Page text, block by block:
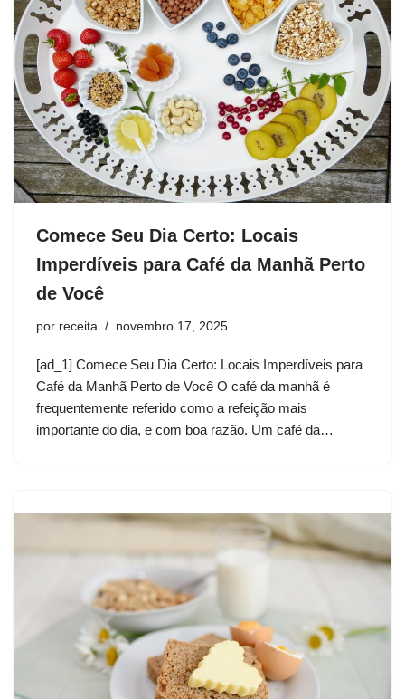
Comece Seu Dia Certo: Locais
Imperdíveis para Café da Manhã Perto
de Você
por receita novembro 17, 2025
[ad_1] Comece Seu Dia Certo: Locais Imperdíveis para
Café da Manhã Perto de Você O café da manhã é
frequentemente referido como a refeição mais
importante do dia, e com boa razão. Um café da…